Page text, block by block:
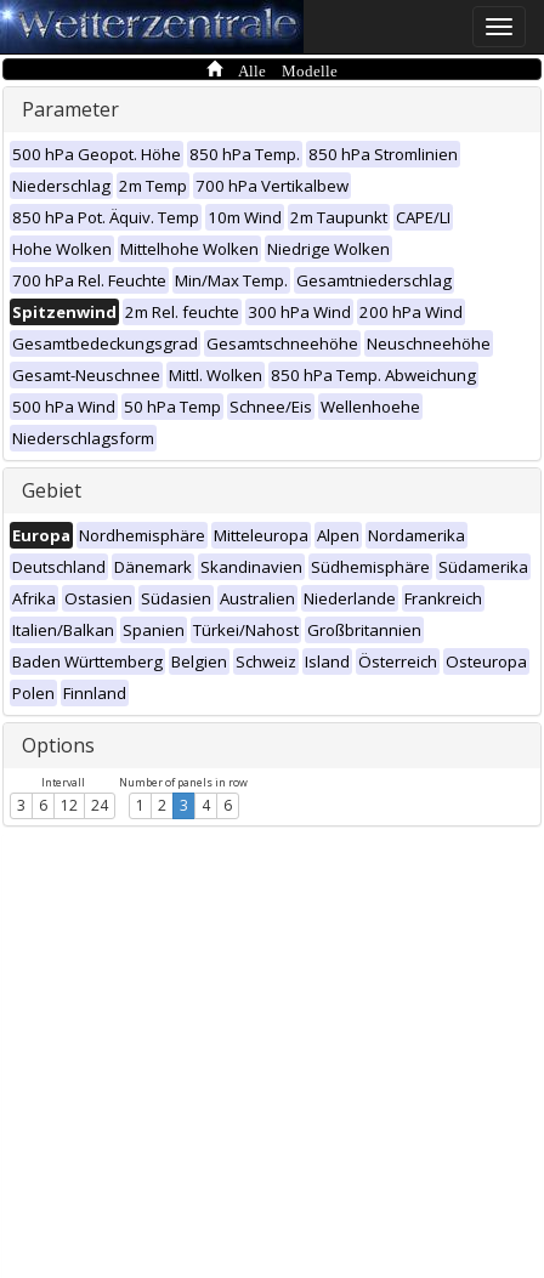
Toggle
Alle Modelle
Parameter
500 hPa Geopot. Höhe 850 hPa Temp. 850 hPa Stromlinien
Niederschlag 2m Temp 700 hPa Vertikalbew
850 hPa Pot. Äquiv. Temp 10m Wind 2m Taupunkt CAPE/LI
Hohe Wolken Mittelhohe Wolken Niedrige Wolken
700 hPa Rel. Feuchte Min/Max Temp. Gesamtniederschlag
Spitzenwind 2m Rel. feuchte 300 hPa Wind 200 hPa Wind
Gesamtbedeckungsgrad Gesamtschneehöhe Neuschneehöhe
Gesamt-Neuschnee Mittl. Wolken 850 hPa Temp. Abweichung
500 hPa Wind 50 hPa Temp Schnee/Eis Wellenhoehe
Niederschlagsform
Gebiet
Europa Nordhemisphäre Mitteleuropa Alpen Nordamerika
Deutschland Dänemark Skandinavien Südhemisphäre Südamerika
Afrika Ostasien Südasien Australien Niederlande Frankreich
Italien/Balkan Spanien Türkei/Nahost Großbritannien
Baden Württemberg Belgien Schweiz Island Österreich Osteuropa
Polen Finnland
Options
Intervall
3 6 12 24
Number of panels in row
1 2 3 4 6